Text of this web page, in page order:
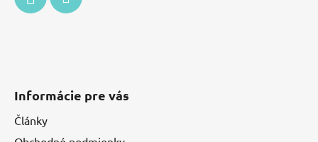
Informácie pre vás
Články